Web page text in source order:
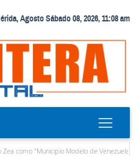
Agosto Sábado 08, 2026, 11:08 am
"Municipio Modelo de Venezuela"